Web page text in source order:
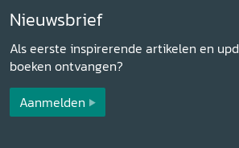
Nieuwsbrief
Als eerste inspirerende artikelen en
boeken ontvangen?
Aanmelden